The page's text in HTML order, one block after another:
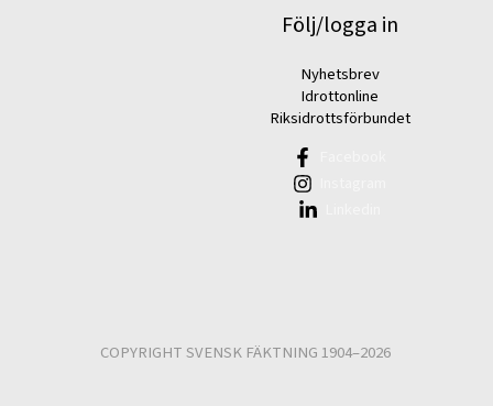
Följ/logga in
Nyhetsbrev
Idrottonline
Riksidrottsförbundet
COPYRIGHT SVENSK FÄKTNING 1904–2026